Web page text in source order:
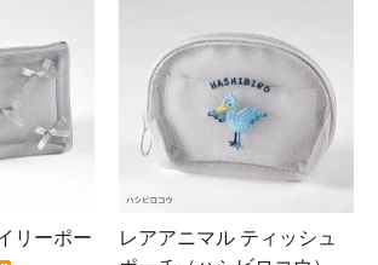
リーポー
レアアニマル ティッシュ